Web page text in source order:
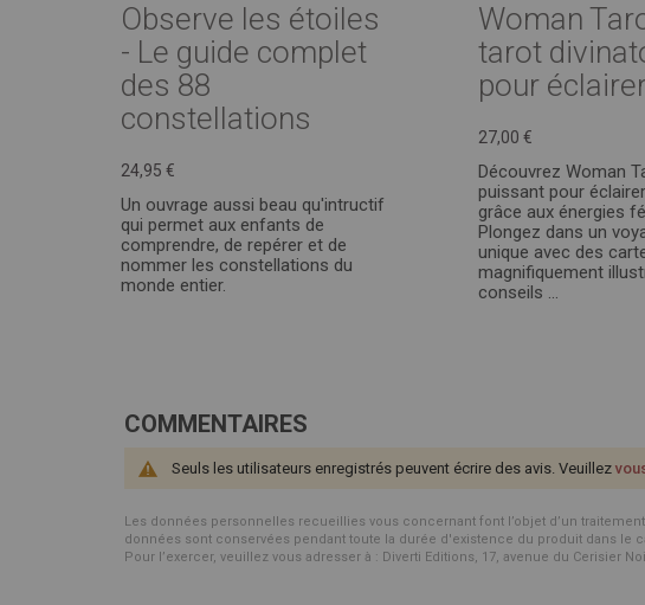
Observe les étoiles
- Le guide complet
des 88
constellations
24,95 €
Un ouvrage aussi beau qu'intructif
qui permet aux enfants de
comprendre, de repérer et de
nommer les constellations du
monde entier.
Woman
tarot
pour
27,00 €
Découvrez Woman
puissant pour
grâce aux énergies
Plongez dans un
unique avec des
magnifiquement
conseils ...
COMMENTAIRES
Seuls les utilisateurs enregistrés peuvent écrire des avis. Veuillez
Les données personnelles recueillies vous concernant font l’objet d’un
données sont conservées pendant toute la durée d'existence du produit dans le
Pour l’exercer, veuillez vous adresser à : Diverti Editions, 17, avenue du Cerisier